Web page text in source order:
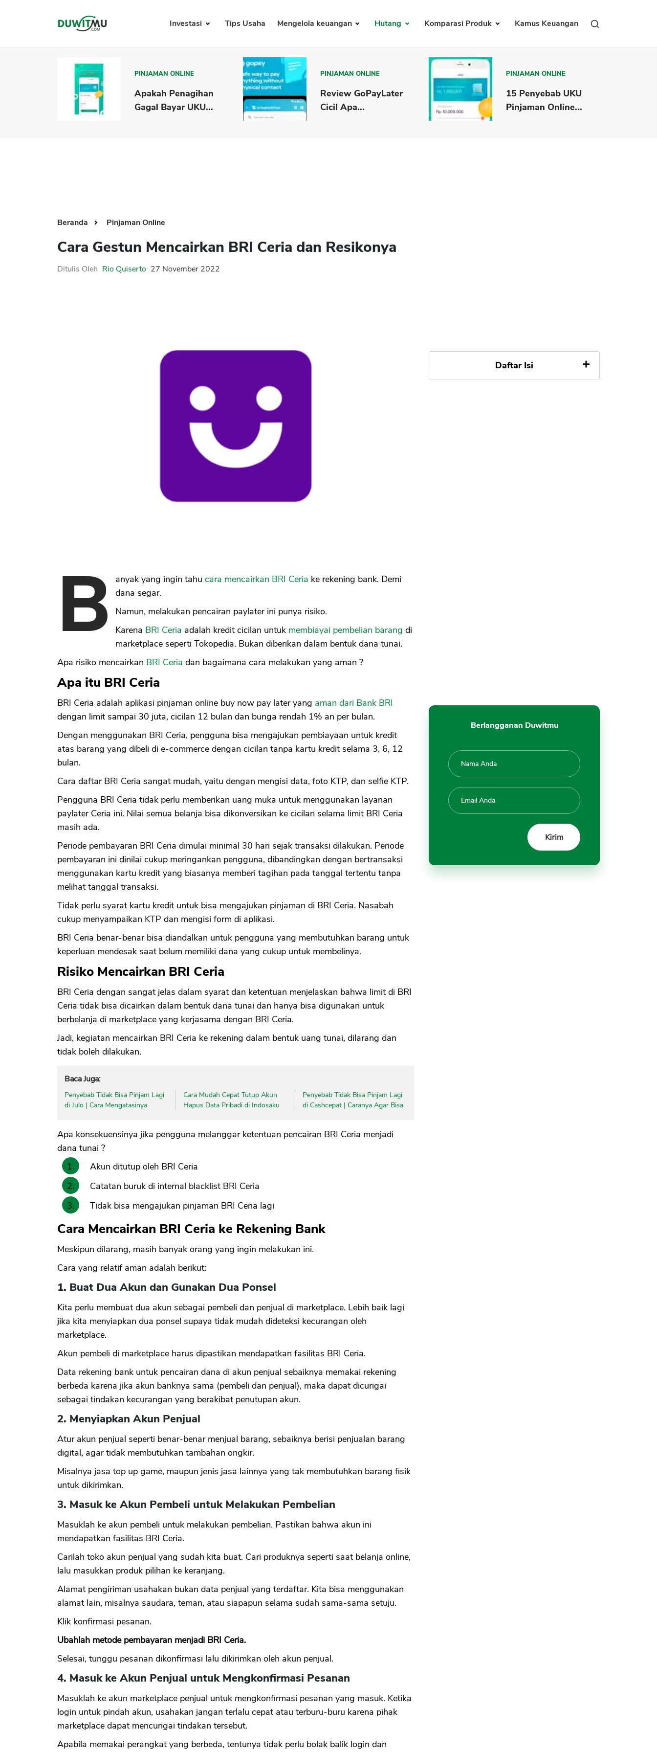
Investasi Tips Usaha Mengelola keuangan Hutang Komparasi Produk Kamus Keuangan
PINJAMAN ONLINE
Apakah Penagihan
Gagal Bayar UKU...
PINJAMAN ONLINE
Review GoPayLater
Cicil Apa...
PINJAMAN ONLINE
15 Penyebab UKU
Pinjaman Online...
Beranda Pinjaman Online
Cara Gestun Mencairkan BRI Ceria dan Resikonya
Ditulis Oleh Rio Quiserto 27 November 2022
B anyak yang ingin tahu cara mencairkan BRI Ceria ke rekening bank. Demi
dana segar.
Namun, melakukan pencairan paylater ini punya risiko.
Karena BRI Ceria adalah kredit cicilan untuk membiayai pembelian barang di
marketplace seperti Tokopedia. Bukan diberikan dalam bentuk dana tunai.
Apa risiko mencairkan BRI Ceria dan bagaimana cara melakukan yang aman ?
Apa itu BRI Ceria
BRI Ceria adalah aplikasi pinjaman online buy now pay later yang aman dari Bank BRI
dengan limit sampai 30 juta, cicilan 12 bulan dan bunga rendah 1% an per bulan.
Dengan menggunakan BRI Ceria, pengguna bisa mengajukan pembiayaan untuk kredit
atas barang yang dibeli di e-commerce dengan cicilan tanpa kartu kredit selama 3, 6, 12
bulan.
Cara daftar BRI Ceria sangat mudah, yaitu dengan mengisi data, foto KTP, dan selfie KTP.
Pengguna BRI Ceria tidak perlu memberikan uang muka untuk menggunakan layanan
paylater Ceria ini. Nilai semua belanja bisa dikonversikan ke cicilan selama limit BRI Ceria
masih ada.
Periode pembayaran BRI Ceria dimulai minimal 30 hari sejak transaksi dilakukan. Periode
pembayaran ini dinilai cukup meringankan pengguna, dibandingkan dengan bertransaksi
menggunakan kartu kredit yang biasanya memberi tagihan pada tanggal tertentu tanpa
melihat tanggal transaksi.
Tidak perlu syarat kartu kredit untuk bisa mengajukan pinjaman di BRI Ceria. Nasabah
cukup menyampaikan KTP dan mengisi form di aplikasi.
BRI Ceria benar-benar bisa diandalkan untuk pengguna yang membutuhkan barang untuk
keperluan mendesak saat belum memiliki dana yang cukup untuk membelinya.
Risiko Mencairkan BRI Ceria
BRI Ceria dengan sangat jelas dalam syarat dan ketentuan menjelaskan bahwa limit di BRI
Ceria tidak bisa dicairkan dalam bentuk dana tunai dan hanya bisa digunakan untuk
berbelanja di marketplace yang kerjasama dengan BRI Ceria.
Jadi, kegiatan mencairkan BRI Ceria ke rekening dalam bentuk uang tunai, dilarang dan
tidak boleh dilakukan.
Baca Juga:
Penyebab Tidak Bisa Pinjam Lagi
di Julo | Cara Mengatasinya
Cara Mudah Cepat Tutup Akun
Hapus Data Pribadi di Indosaku
Penyebab Tidak Bisa Pinjam Lagi
di Cashcepat | Caranya Agar Bisa
Apa konsekuensinya jika pengguna melanggar ketentuan pencairan BRI Ceria menjadi
dana tunai ?
Akun ditutup oleh BRI Ceria
Catatan buruk di internal blacklist BRI Ceria
Tidak bisa mengajukan pinjaman BRI Ceria lagi
Cara Mencairkan BRI Ceria ke Rekening Bank
Meskipun dilarang, masih banyak orang yang ingin melakukan ini.
Cara yang relatif aman adalah berikut:
1. Buat Dua Akun dan Gunakan Dua Ponsel
Kita perlu membuat dua akun sebagai pembeli dan penjual di marketplace. Lebih baik lagi
jika kita menyiapkan dua ponsel supaya tidak mudah dideteksi kecurangan oleh
marketplace.
Akun pembeli di marketplace harus dipastikan mendapatkan fasilitas BRI Ceria.
Data rekening bank untuk pencairan dana di akun penjual sebaiknya memakai rekening
berbeda karena jika akun banknya sama (pembeli dan penjual), maka dapat dicurigai
sebagai tindakan kecurangan yang berakibat penutupan akun.
2. Menyiapkan Akun Penjual
Atur akun penjual seperti benar-benar menjual barang, sebaiknya berisi penjualan barang
digital, agar tidak membutuhkan tambahan ongkir.
Misalnya jasa top up game, maupun jenis jasa lainnya yang tak membutuhkan barang fisik
untuk dikirimkan.
3. Masuk ke Akun Pembeli untuk Melakukan Pembelian
Masuklah ke akun pembeli untuk melakukan pembelian. Pastikan bahwa akun ini
mendapatkan fasilitas BRI Ceria.
Carilah toko akun penjual yang sudah kita buat. Cari produknya seperti saat belanja online,
lalu masukkan produk pilihan ke keranjang.
Alamat pengiriman usahakan bukan data penjual yang terdaftar. Kita bisa menggunakan
alamat lain, misalnya saudara, teman, atau siapapun selama sudah sama-sama setuju.
Klik konfirmasi pesanan.
Ubahlah metode pembayaran menjadi BRI Ceria.
Selesai, tunggu pesanan dikonfirmasi lalu dikirimkan oleh akun penjual.
4. Masuk ke Akun Penjual untuk Mengkonfirmasi Pesanan
Masuklah ke akun marketplace penjual untuk mengkonfirmasi pesanan yang masuk. Ketika
login untuk pindah akun, usahakan jangan terlalu cepat atau terburu-buru karena pihak
marketplace dapat mencurigai tindakan tersebut.
Apabila memakai perangkat yang berbeda, tentunya tidak perlu bolak balik login dan
Daftar Isi
Berlangganan Duwitmu